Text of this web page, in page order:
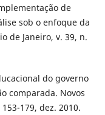
de
sob o enfoque da
de Janeiro, v. 39, n.
do governo
comparada. Novos
153-179, dez. 2010.